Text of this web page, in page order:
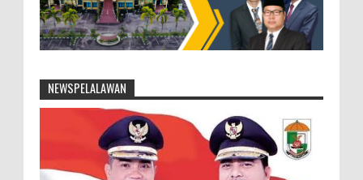
NEWSPELALAWAN